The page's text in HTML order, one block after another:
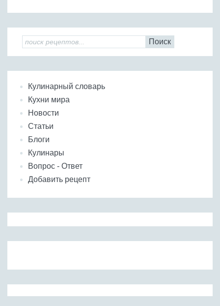
Поиск
Кулинарный словарь
Кухни мира
Новости
Статьи
Блоги
Кулинары
Вопрос - Ответ
Добавить рецепт